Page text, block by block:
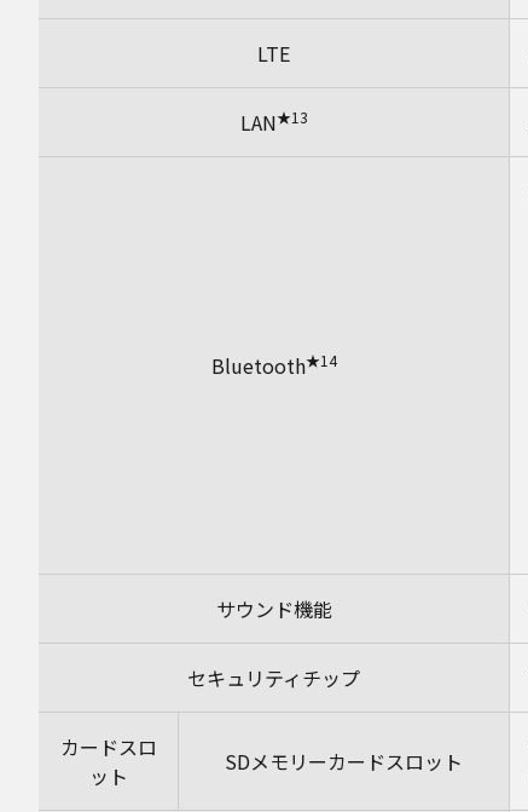
LTE
LAN★13
Bluetooth★14
サウンド機能
セキュリティチップ
カードスロ
ット
SDメモリーカードスロット